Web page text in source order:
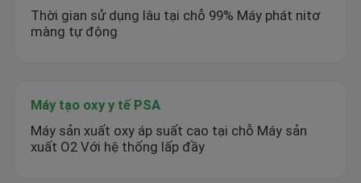
Thời gian sử dụng lâu tại chỗ 99% Máy phát nitơ
màng tự động
Máy tạo oxy y tế PSA
Máy sản xuất oxy áp suất cao tại chỗ Máy sản
xuất O2 Với hệ thống lấp đầy